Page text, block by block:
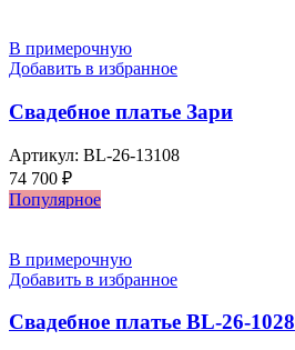
В примерочную
Добавить в избранное
Свадебное платье Зари
Артикул: BL-26-13108
74 700 ₽
Популярное
В примерочную
Добавить в избранное
Свадебное платье BL-26-1028